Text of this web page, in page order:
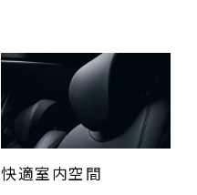
快適室内空間